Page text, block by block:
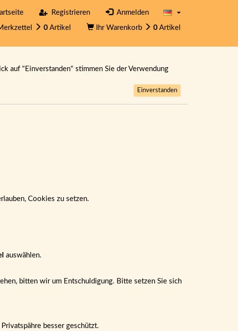
Registrieren Anmelden
0 Artikel Ihr Warenkorb 0 Artikel
auf "Einverstanden" stimmen Sie der Verwendung
Einverstanden
Cookies zu setzen.
auswählen.
bitten wir um Entschuldigung. Bitte setzen Sie sich
besser geschützt.